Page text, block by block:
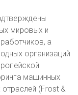
мировых и
а
организаций
машинных
(Frost &